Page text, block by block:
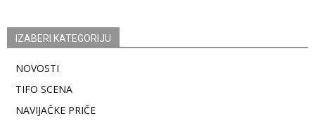
IZABERI KATEGORIJU
NOVOSTI
TIFO SCENA
NAVIJAČKE PRIČE